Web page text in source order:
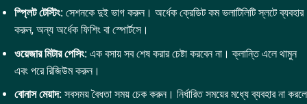
স্প্লিট টেস্টিং:সেশনকে দুই ভাগ করুন। অর্ধেক ক্রেডিট কম ভলাটিলিটি স্লটে ব্যবহার
করুন, অন্য অর্ধেক ফিশিং বা স্পোর্টসে।
ওয়েজার মিটার পেসিং:এক বসায় সব শেষ করার চেষ্টা করবেন না। ক্লান্তি এলে থামুন
এবং পরে রিজিউম করুন।
বোনাস মেয়াদ:সবসময় বৈধতা সময় চেক করুন। নির্ধারিত সময়ের মধ্যে ব্যবহার না করলে